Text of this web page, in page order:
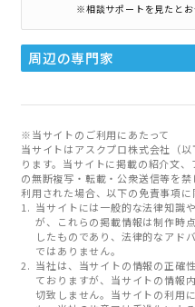
※相談サポートを見たとお
周辺の専門家
※当サイトのご利用にあたって
当サイトはアスクプロ株式会社（
ります。当サイトに掲載の紹介文
の無断複写・転載・公衆送信等を
利用された場合、以下の免責事項に
当サイトには一般的な法律知識
が、これらの掲載情報は制作時
したものであり、法律的なアド
ではありません。
当社は、当サイトの情報の正確
ておりますが、当サイトの情報
切致しません。当サイトの利用